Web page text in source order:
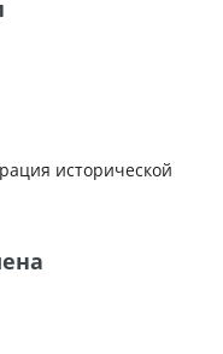
исторической